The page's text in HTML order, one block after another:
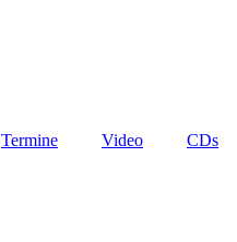
Termine Video CDs